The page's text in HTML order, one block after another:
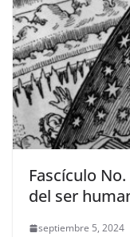
Fascículo
del ser
septiembre 5, 2024